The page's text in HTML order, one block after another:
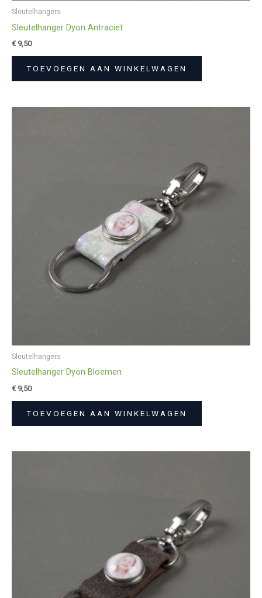
Sleutelhangers
Sleutelhanger Dyon Antraciet
€9,50
TOEVOEGEN AAN WINKELWAGEN
Sleutelhangers
Sleutelhanger Dyon Bloemen
€9,50
TOEVOEGEN AAN WINKELWAGEN